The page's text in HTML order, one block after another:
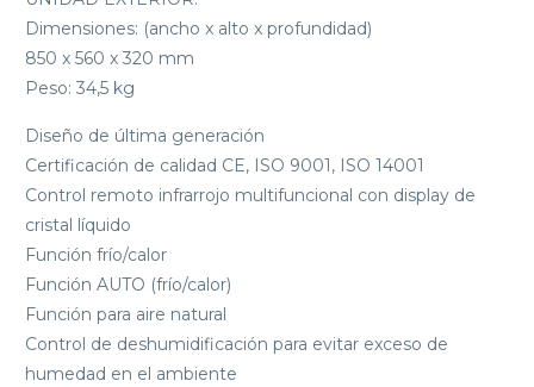
Dimensiones: (ancho x alto x profundidad)
850 x 560 x 320 mm
Peso: 34,5 kg
Diseño de última generación
Certificación de calidad CE, ISO 9001, ISO 14001
Control remoto infrarrojo multifuncional con display de
cristal líquido
Función frío/calor
Función AUTO (frío/calor)
Función para aire natural
Control de deshumidificación para evitar exceso de
humedad en el ambiente